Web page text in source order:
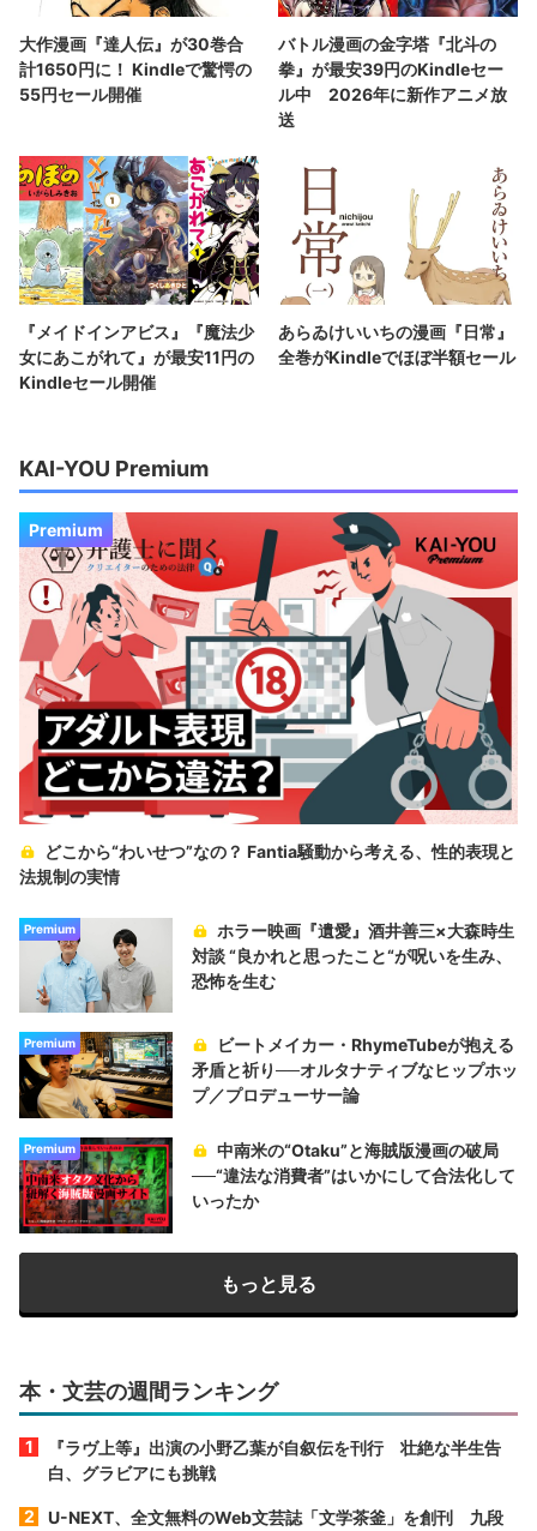
大作漫画『達人伝』が30巻合
計1650円に！ Kindleで驚愕の
55円セール開催
バトル漫画の金字塔『北斗の
拳』が最安39円のKindleセー
ル中 2026年に新作アニメ放
送
『メイドインアビス』『魔法少
女にあこがれて』が最安11円の
Kindleセール開催
あらゐけいいちの漫画『日常』
全巻がKindleでほぼ半額セール
KAI-YOU Premium
Premium
どこから“わいせつ”なの？ Fantia騒動から考える、性的表現と
法規制の実情
Premium
ホラー映画『遺愛』酒井善三×大森時生
対談 “良かれと思ったこと“が呪いを生み、
恐怖を生む
Premium
ビートメイカー・RhymeTubeが抱える
矛盾と祈り──オルタナティブなヒップホッ
プ／プロデューサー論
Premium
中南米の“Otaku”と海賊版漫画の破局
──“違法な消費者”はいかにして合法化して
いったか
もっと見る
本・文芸の週間ランキング
『ラヴ上等』出演の小野乙葉が自叙伝を刊行 壮絶な半生告
白、グラビアにも挑戦
U-NEXT、全文無料のWeb文芸誌「文学茶釜」を創刊 九段